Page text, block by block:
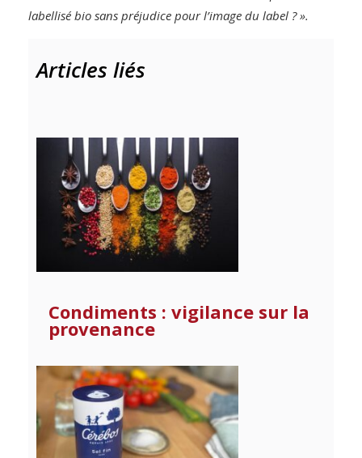
labellisé bio sans préjudice pour l’image du label ? ».
Articles liés
Condiments : vigilance sur la
provenance